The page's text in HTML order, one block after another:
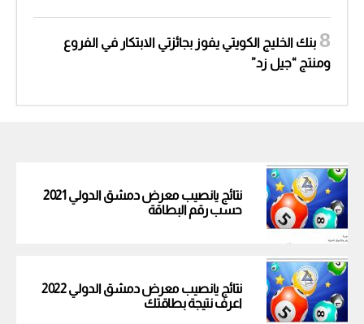
بنك الخليج الكويتي يفوز بجائزتي الابتكار في الفروع
ومنتج “جيل زد”
نتائج يانصيب معرض دمشق الدولي 2021
حسب رقم البطاقة
نتائج يانصيب معرض دمشق الدولي 2022
اعرف نتيجة بطاقتك